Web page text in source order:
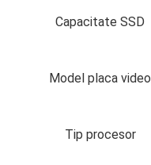
Capacitate SSD
Model placa video
Tip procesor